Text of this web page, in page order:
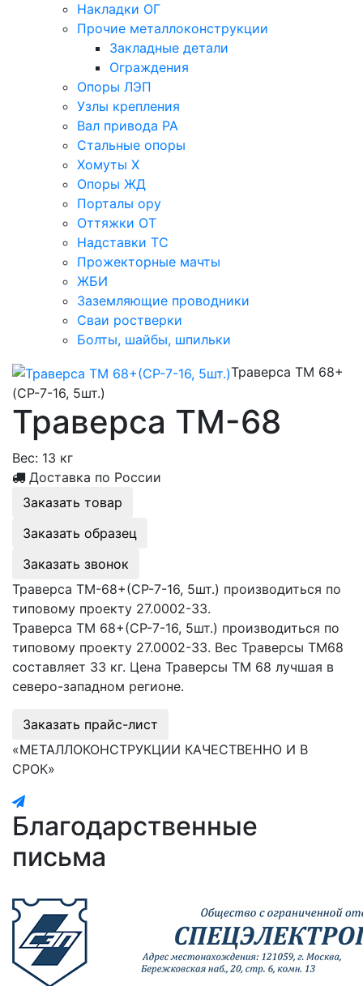
Накладки ОГ
Прочие металлоконструкции
Закладные детали
Ограждения
Опоры ЛЭП
Узлы крепления
Вал привода РА
Стальные опоры
Хомуты Х
Опоры ЖД
Порталы ору
Оттяжки ОТ
Надставки ТС
Прожекторные мачты
ЖБИ
Заземляющие проводники
Сваи ростверки
Болты, шайбы, шпильки
Траверса ТМ 68+
(СР-7-16, 5шт.)
Траверса ТМ-68
Вес: 13 кг
Доставка по России
Заказать товар
Заказать образец
Заказать звонок
Траверса ТМ-68+(СР-7-16, 5шт.) производиться по
типовому проекту 27.0002-33.
Траверса ТМ 68+(СР-7-16, 5шт.) производиться по
типовому проекту 27.0002-33. Вес Траверсы ТМ68
составляет 33 кг. Цена Траверсы ТМ 68 лучшая в
северо-западном регионе.
Заказать прайс-лист
«МЕТАЛЛОКОНСТРУКЦИИ КАЧЕСТВЕННО И В
СРОК»
Благодарственные
письма